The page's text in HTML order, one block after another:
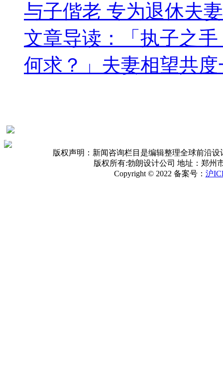
与子偕老 专为退休夫
文章导读：「执子之
何求？」夫妻相望共
版权声明：新闻咨询栏目是编辑整理全球前沿
版权所有:勃朗设计公司 地址：郑州
Copyright © 2022 备案号： 沪